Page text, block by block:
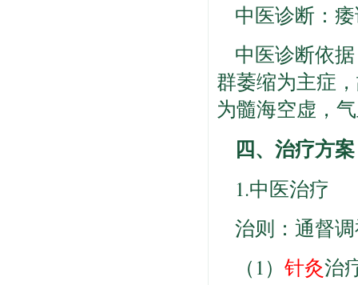
中医诊断：
中医诊断依
群萎缩为主症
为髓海空虚，
四、治疗方案
1.中医治疗
治则：通督
（1） 针灸治